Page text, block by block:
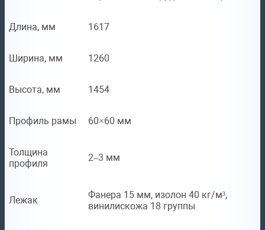
Длина, мм 1617
Ширина, мм 1260
Высота, мм 1454
Профиль рамы 60×60 мм
Толщина
профиля
2–3 мм
Лежак
Фанера 15 мм, изолон 40 кг/м³,
винилискожа 18 группы